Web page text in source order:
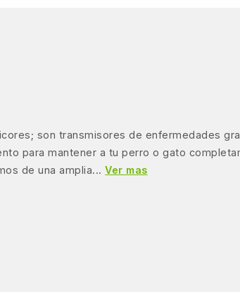
son transmisores de enfermedades
para mantener a tu perro o gato
de una amplia...Ver mas